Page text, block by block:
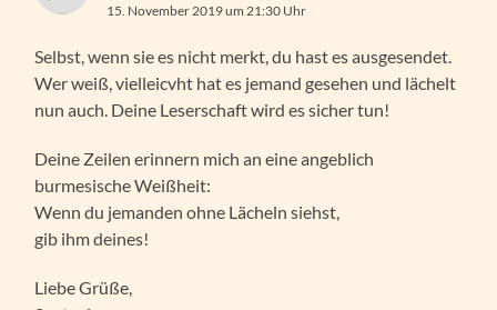
15. November 2019 um 21:30 Uhr
Selbst, wenn sie es nicht merkt, du hast es ausgesendet.
Wer weiß, vielleicvht hat es jemand gesehen und lächelt
nun auch. Deine Leserschaft wird es sicher tun!
Deine Zeilen erinnern mich an eine angeblich
burmesische Weißheit:
Wenn du jemanden ohne Lächeln siehst,
gib ihm deines!
Liebe Grüße,